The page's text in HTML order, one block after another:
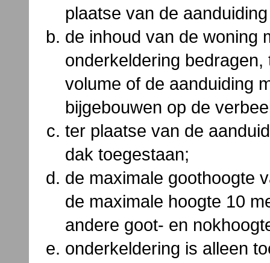
plaatse van de
de inhoud van de woning
onderkeldering
volume of de aanduiding
bijgebouwen op de
ter plaatse van de
dak toegestaan;
de maximale goothoogte
de maximale hoogte 10
andere goot- en
onderkeldering is alleen